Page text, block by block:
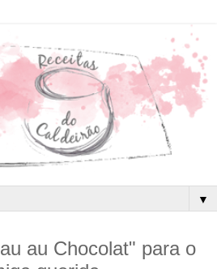
▼
au Chocolat" para o